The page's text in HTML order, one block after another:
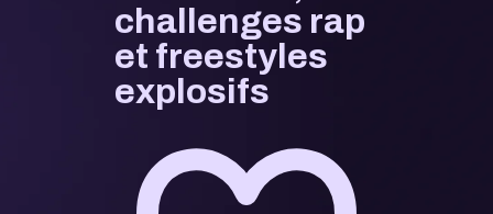
challenges rap
et freestyles
explosifs